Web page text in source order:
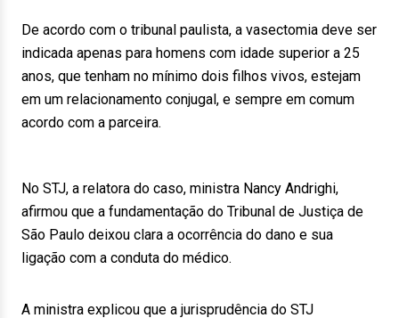
De acordo com o tribunal paulista, a vasectomia deve ser
indicada apenas para homens com idade superior a 25
anos, que tenham no mínimo dois filhos vivos, estejam
em um relacionamento conjugal, e sempre em comum
acordo com a parceira.
No STJ, a relatora do caso, ministra Nancy Andrighi,
afirmou que a fundamentação do Tribunal de Justiça de
São Paulo deixou clara a ocorrência do dano e sua
ligação com a conduta do médico.
A ministra explicou que a jurisprudência do STJ